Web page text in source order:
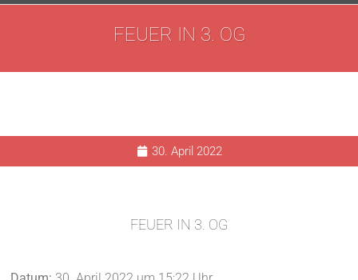
FEUER IN 3. OG
30. April 2022
FEUER IN 3. OG